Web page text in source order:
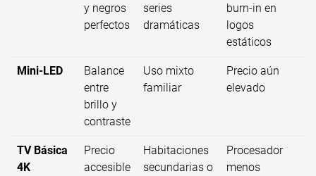
y negros
perfectos
series
dramáticas
burn-in en
logos
estáticos
Mini-LED
Balance
entre
brillo y
contraste
Uso mixto
familiar
Precio aún
elevado
TV Básica
4K
Precio
accesible
Habitaciones
secundarias o
Procesador
menos